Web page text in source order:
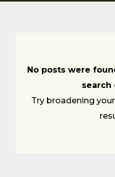
No posts were
search
Try broadening